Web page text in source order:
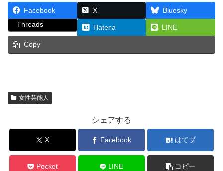
Facebook X
Bluesky
Threads
Hatena LINE
Copy
女性芸能人
シェアする
X Facebook はてブ
Pocket LINE コピー